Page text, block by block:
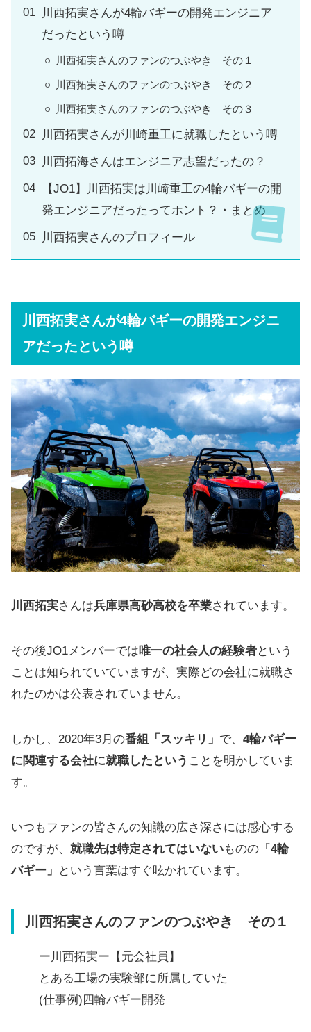
川西拓実さんが4輪バギーの開発エンジニア
だったという噂
川西拓実さんのファンのつぶやき その１
川西拓実さんのファンのつぶやき その２
川西拓実さんのファンのつぶやき その３
川西拓実さんが川崎重工に就職したという噂
川西拓海さんはエンジニア志望だったの？
【JO1】川西拓実は川崎重工の4輪バギーの開
発エンジニアだったってホント？・まとめ
川西拓実さんのプロフィール
川西拓実さんが4輪バギーの開発エンジニ
アだったという噂
川西拓実さんは兵庫県高砂高校を卒業されています。
その後JO1メンバーでは唯一の社会人の経験者という
ことは知られていていますが、実際どの会社に就職さ
れたのかは公表されていません。
しかし、2020年3月の番組「スッキリ」 で、 4輪バギー
に関連する会社に就職したという ことを明かしていま
す。
いつもファンの皆さんの知識の広さ深さには感心する
のですが、 就職先は特定されてはいないものの「 4輪
バギー」
という言葉はすぐ呟かれています。
川西拓実さんのファンのつぶやき その１
ー川西拓実ー【元会社員】
とある工場の実験部に所属していた
(仕事例)四輪バギー開発